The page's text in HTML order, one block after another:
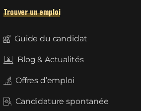
Trouver un emploi
Guide du candidat
Blog & Actualités
Offres d’emploi
Candidature spontanée